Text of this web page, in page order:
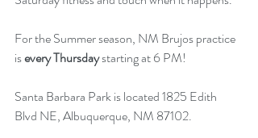
For the Summer season, NM Brujos practice
is every Thursday starting at 6 PM!
Santa Barbara Park is located 1825 Edith
Blvd NE, Albuquerque, NM 87102.